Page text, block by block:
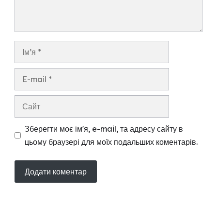
Зберегти моє ім'я, e-mail, та адресу сайту в
цьому браузері для моїх подальших коментарів.